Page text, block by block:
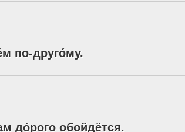
по-друго́му.
до́рого обойдётся.